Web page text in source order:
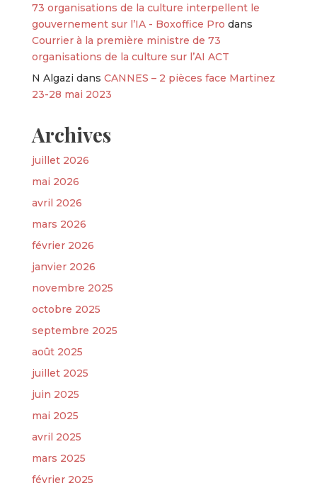
73 organisations de la culture interpellent le
gouvernement sur l’IA - Boxoffice Pro dans
Courrier à la première ministre de 73
organisations de la culture sur l’AI ACT
N Algazi dans CANNES – 2 pièces face Martinez
23-28 mai 2023
Archives
juillet 2026
mai 2026
avril 2026
mars 2026
février 2026
janvier 2026
novembre 2025
octobre 2025
septembre 2025
août 2025
juillet 2025
juin 2025
mai 2025
avril 2025
mars 2025
février 2025